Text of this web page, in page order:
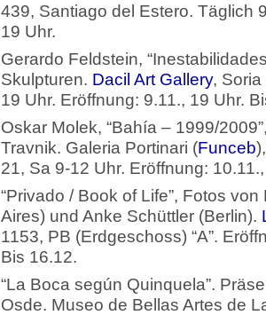
439, Santiago del Estero. Täglich
19 Uhr.
Gerardo Feldstein,
Skulpturen. Dacil Art Gallery, Soria
19 Uhr. Eröffnung: 9.11., 19 Uhr.
Oskar Molek, “Bahía – 1999/
Travnik. Galeria Portinari (Funceb
21, Sa 9-12 Uhr. Eröffnung:
“Privado / Book of Life”, Fotos
Aires) und Anke Schüttler (Berlin).
1153, PB (Erdgeschoss) “A”.
Bis 16.12.
“La Boca según Quinquela”.
Osde. Museo de Bellas Artes de